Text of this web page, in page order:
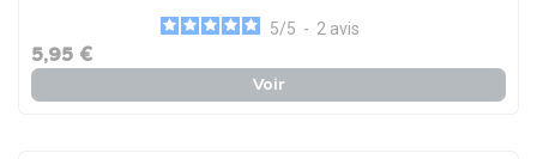
5/5 - 2 avis
5,95 €
Voir